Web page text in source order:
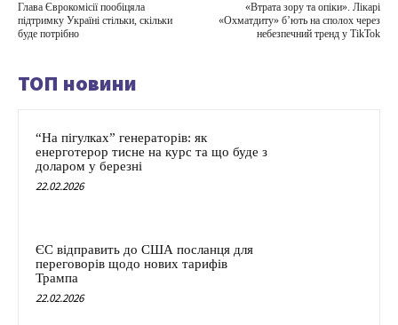
Глава Єврокомісії пообіцяла
підтримку Україні стільки, скільки
буде потрібно
«Втрата зору та опіки». Лікарі
«Охматдиту» бʼють на сполох через
небезпечний тренд у TikTok
ТОП новини
“На пігулках” генераторів: як
енерготерор тисне на курс та що буде з
доларом у березні
22.02.2026
ЄС відправить до США посланця для
переговорів щодо нових тарифів
Трампа
22.02.2026